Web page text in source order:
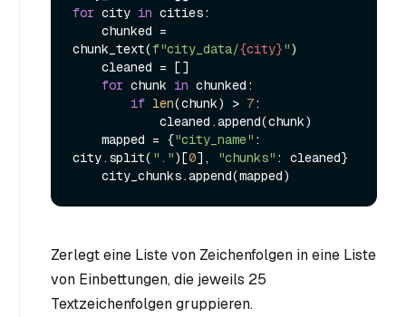
for city in cities:
chunk_text(f"city_data/{city}")
for chunk in chunked:
if len(chunk) > 7:
    mapped = {
"city_name" :
city.split( ".")[0], "chunks" : cleaned}
Zerlegt eine Liste von Zeichenfolgen in eine Liste
von Einbettungen, die jeweils 25
Textzeichenfolgen gruppieren.